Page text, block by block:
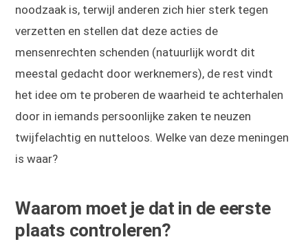
noodzaak is, terwijl anderen zich hier sterk tegen
verzetten en stellen dat deze acties de
mensenrechten schenden (natuurlijk wordt dit
meestal gedacht door werknemers), de rest vindt
het idee om te proberen de waarheid te achterhalen
door in iemands persoonlijke zaken te neuzen
twijfelachtig en nutteloos. Welke van deze meningen
is waar?
Waarom moet je dat in de eerste
plaats controleren?